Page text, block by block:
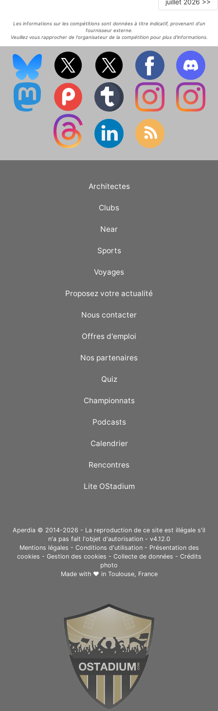
juillet 2026 >>
Les informations sur les compétitions sont données à titre indicatif, provenant d'un
fournisseur externe.
Veuillez vous rapprocher de l'organisateur de la compétition pour plus d'informations.
Architectes
Clubs
Near
Sports
Voyages
Proposez votre actualité
Nous contacter
Offres d'emploi
Nos partenaires
Quiz
Championnats
Podcasts
Calendrier
Rencontres
Lite OStadium
Aperdia © 2014-2026 - La reproduction de ce site est illégale s'il
n'a pas fait l'objet d'autorisation - v4.12.0
Mentions légales - Conditions d'utilisation- Présentation des
cookies - Gestion des cookies - Collecte de données - Crédits
photo
Made with ❤ in Toulouse, France